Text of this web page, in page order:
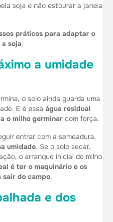
soja e não estourar a janela
práticos para adaptar o
soja:
a umidade
o solo ainda guarda uma
E é essa água residual
o milho germinar com força.
entrar com a semeadura,
umidade. Se o solo secar,
o arranque inicial do milho
é ter o maquinário e os
sair do campo.
e dos